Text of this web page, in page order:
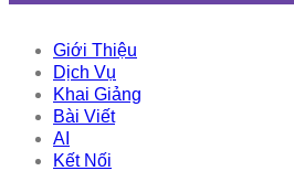
Giới Thiệu
Dịch Vụ
Khai Giảng
Bài Viết
AI
Kết Nối